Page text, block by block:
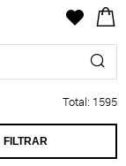
Total: 1595
FILTRAR